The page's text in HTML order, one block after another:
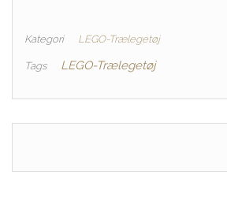
Kategori LEGO-Trælegetøj
Tags LEGO-Trælegetøj